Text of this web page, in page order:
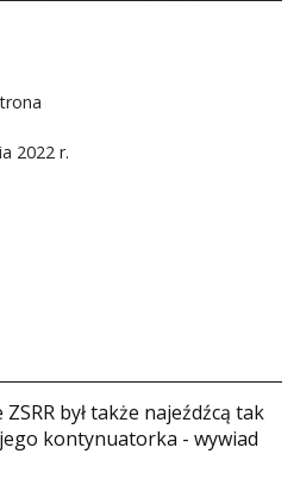
2022 r.
był także najeźdźcą tak
kontynuatorka - wywiad